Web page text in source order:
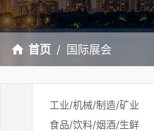
首页 国际展会
工业/机械/制造/矿业
食品/饮料/烟酒/生鲜